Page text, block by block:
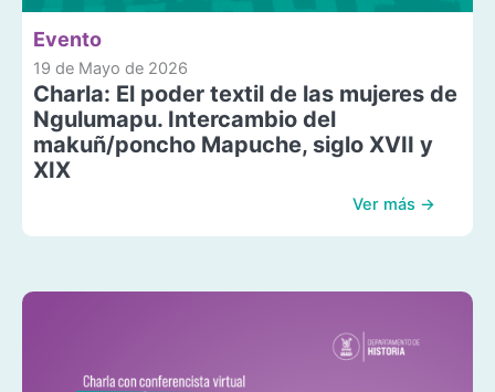
Evento
19 de Mayo de 2026
Charla: El poder textil de las mujeres de
Ngulumapu. Intercambio del
makuñ/poncho Mapuche, siglo XVII y
XIX
Ver más →